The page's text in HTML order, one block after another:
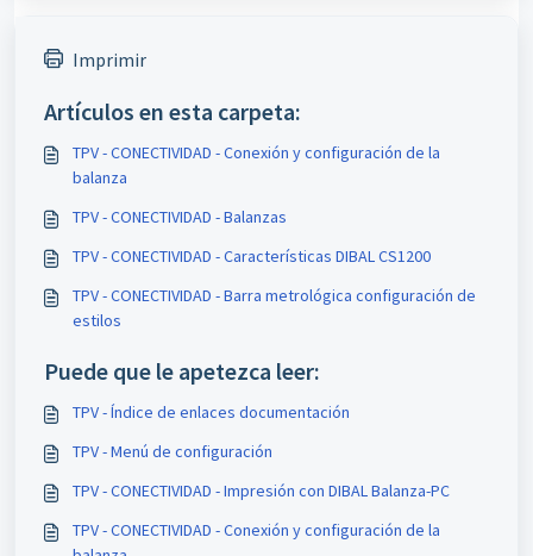
Imprimir
Artículos en esta carpeta:
TPV - CONECTIVIDAD - Conexión y configuración de la
balanza
TPV - CONECTIVIDAD - Balanzas
TPV - CONECTIVIDAD - Características DIBAL CS1200
TPV - CONECTIVIDAD - Barra metrológica configuración de
estilos
Puede que le apetezca leer:
TPV - Índice de enlaces documentación
TPV - Menú de configuración
TPV - CONECTIVIDAD - Impresión con DIBAL Balanza-PC
TPV - CONECTIVIDAD - Conexión y configuración de la